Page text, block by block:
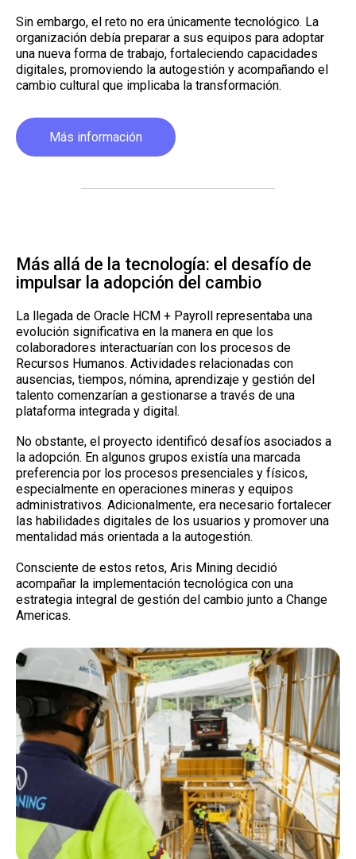
Sin embargo, el reto no era únicamente tecnológico. La
organización debía preparar a sus equipos para adoptar
una nueva forma de trabajo, fortaleciendo capacidades
digitales, promoviendo la autogestión y acompañando el
cambio cultural que implicaba la transformación.
Más información
Más allá de la tecnología: el desafío de
impulsar la adopción del cambio
La llegada de Oracle HCM + Payroll representaba una
evolución significativa en la manera en que los
colaboradores interactuarían con los procesos de
Recursos Humanos. Actividades relacionadas con
ausencias, tiempos, nómina, aprendizaje y gestión del
talento comenzarían a gestionarse a través de una
plataforma integrada y digital.
No obstante, el proyecto identificó desafíos asociados a
la adopción. En algunos grupos existía una marcada
preferencia por los procesos presenciales y físicos,
especialmente en operaciones mineras y equipos
administrativos. Adicionalmente, era necesario fortalecer
las habilidades digitales de los usuarios y promover una
mentalidad más orientada a la autogestión.
Consciente de estos retos, Aris Mining decidió
acompañar la implementación tecnológica con una
estrategia integral de gestión del cambio junto a Change
Americas.